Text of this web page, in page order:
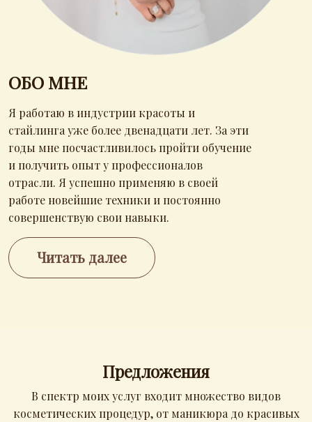
ОБО МНЕ
Я работаю в индустрии красоты и
стайлинга уже более двенадцати лет. За эти
годы мне посчастливилось пройти обучение
и получить опыт у профессионалов
отрасли. Я успешно применяю в своей
работе новейшие техники и постоянно
совершенствую свои навыки.
Читать далее
Предложения
В спектр моих услуг входит множество видов
косметических процедур, от маникюра до красивых